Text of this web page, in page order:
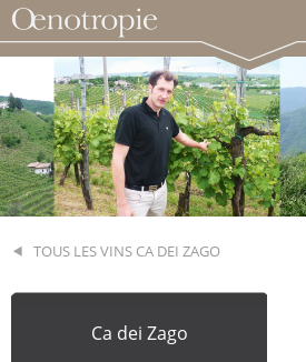
TOUS LES VINS CA DEI ZAGO
Ca dei Zago